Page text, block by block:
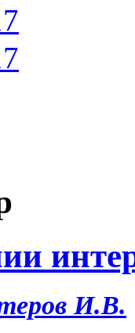
И.В.